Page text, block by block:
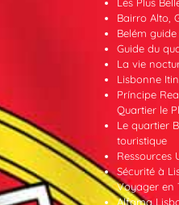
Bairro Alto,
Belém
Guide du
La vie
Lisbonne
Príncipe
Quartier le
Le quartier
touristique
Ressources
Sécurité à
Voyager en
Alfama